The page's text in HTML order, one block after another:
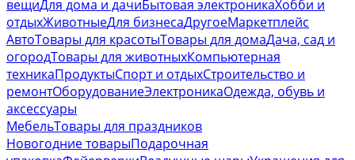
вещиДля дома и дачиБытовая электроникаХобби и
отдыхЖивотныеДля бизнесаДругоеМаркетплейс
АвтоТовары для красотыТовары для домаДача, сад и
огородТовары для животныхКомпьютерная
техникаПродуктыСпорт и отдыхСтроительство и
ремонтОборудованиеЭлектроникаОдежда, обувь и
аксессуары
МебельТовары для праздников
Новогодние товарыПодарочная